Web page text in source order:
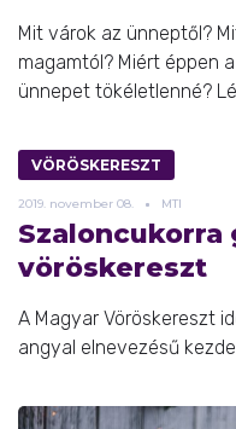
Mit várok az ünneptől?
magamtól? Miért éppen
ünnepet tökéletlenné?
VÖRÖSKERESZT
2019. november 08. MTI
Szaloncukorra
vöröskereszt
A Magyar Vöröskereszt
angyal elnevezésű